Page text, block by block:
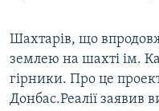
КТАТ
ДОЛУЧАЙСЯ!
Шахтарів, що
землею на шахті ім.
гірники. Про це
Донбас.Реалії заявив